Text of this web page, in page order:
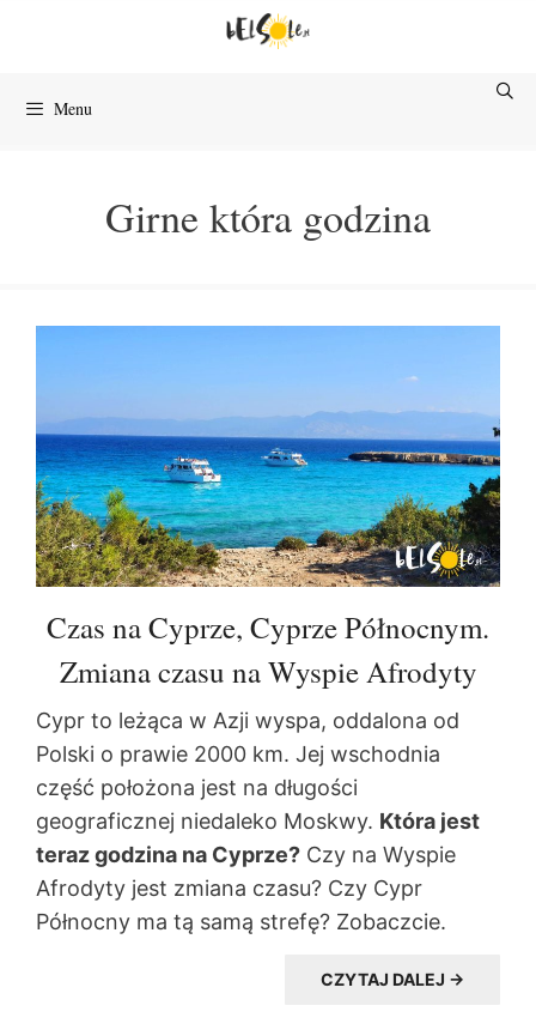
Menu
Girne która godzina
Czas na Cyprze, Cyprze Północnym.
Zmiana czasu na Wyspie Afrodyty
Cypr to leżąca w Azji wyspa, oddalona od
Polski o prawie 2000 km. Jej wschodnia
część położona jest na długości
geograficznej niedaleko Moskwy. Która jest
teraz godzina na Cyprze? Czy na Wyspie
Afrodyty jest zmiana czasu? Czy Cypr
Północny ma tą samą strefę? Zobaczcie.
CZYTAJ DALEJ →